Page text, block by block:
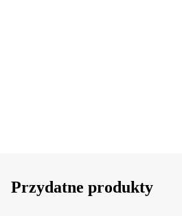
Przydatne produkty